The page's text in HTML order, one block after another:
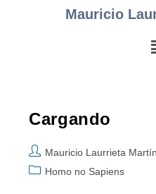
Mauricio
Cargando
Mauricio Laurrieta
Homo no Sapiens